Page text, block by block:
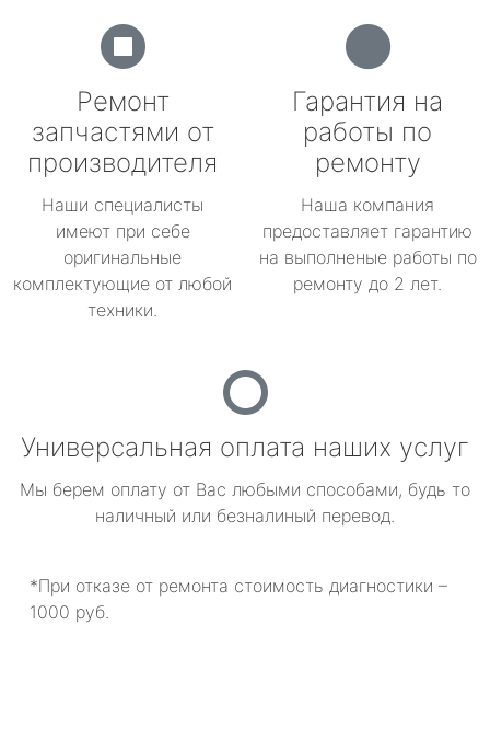
Ремонт
запчастями от
производителя
Наши специалисты
имеют при себе
оригинальные
комплектующие от любой
техники.
Гарантия на
работы по
ремонту
Наша компания
предоставляет гарантию
на выполненые работы по
ремонту до 2 лет.
Универсальная оплата наших услуг
Мы берем оплату от Вас любыми способами, будь то
наличный или безналиный перевод.
*При отказе от ремонта стоимость диагностики –
1000 руб.